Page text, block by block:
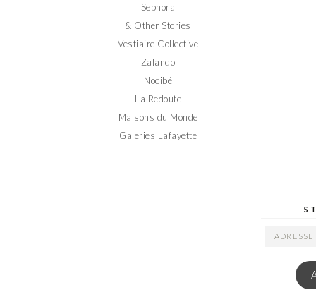
Sephora
& Other Stories
Vestiaire Collective
Zalando
Nocibé
La Redoute
Maisons du Monde
Galeries Lafayette
ADRESSE